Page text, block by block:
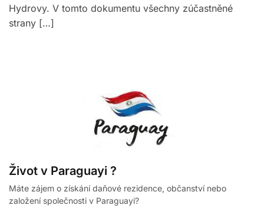
Hydrovy. V tomto dokumentu všechny zúčastněné
strany […]
Život v Paraguayi ?
Máte zájem o získání daňové rezidence, občanství nebo
založení společnosti v Paraguayi?